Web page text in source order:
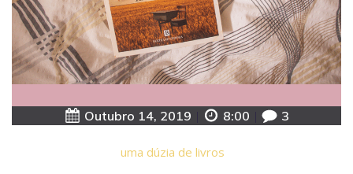
Outubro 14, 2019 8:00 3
uma dúzia de livros